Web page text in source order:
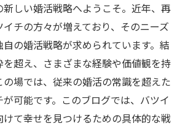
しい婚活戦略へようこそ。近年、再
チの方々が増えており、そのニーズ
の婚活戦略が求められています。結
超え、さまざまな経験や価値観を持
場では、従来の婚活の常識を超えた
可能です。このブログでは、バツイ
て幸せを見つけるための具体的な戦